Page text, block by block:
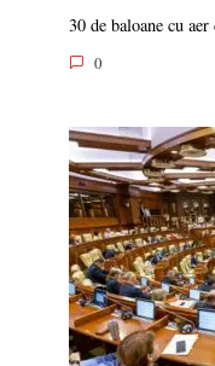
30 de baloane cu
0